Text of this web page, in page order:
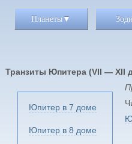
Планеты
Транзиты Юпитера (VII — XII
Юпитер в 7 доме
Юпитер в 8 доме